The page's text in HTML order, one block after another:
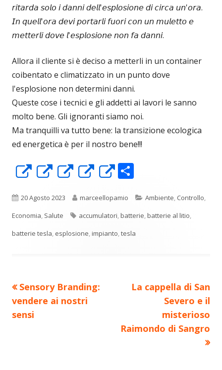
𝘳𝘪𝘵𝘢𝘳𝘥𝘢 𝘴𝘰𝘭𝘰 𝘪 𝘥𝘢𝘯𝘯𝘪 𝘥𝘦𝘭𝘭'𝘦𝘴𝘱𝘭𝘰𝘴𝘪𝘰𝘯𝘦 𝘥𝘪 𝘤𝘪𝘳𝘤𝘢 𝘶𝘯'𝘰𝘳𝘢.
𝘐𝘯 𝘲𝘶𝘦𝘭𝘭'𝘰𝘳𝘢 𝘥𝘦𝘷𝘪 𝘱𝘰𝘳𝘵𝘢𝘳𝘭𝘪 𝘧𝘶𝘰𝘳𝘪 𝘤𝘰𝘯 𝘶𝘯 𝘮𝘶𝘭𝘦𝘵𝘵𝘰 𝘦
𝘮𝘦𝘵𝘵𝘦𝘳𝘭𝘪 𝘥𝘰𝘷𝘦 𝘭'𝘦𝘴𝘱𝘭𝘰𝘴𝘪𝘰𝘯𝘦 𝘯𝘰𝘯 𝘧𝘢 𝘥𝘢𝘯𝘯𝘪.
Allora il cliente si è deciso a metterli in un container
coibentato e climatizzato in un punto dove
l'esplosione non determini danni.
Queste cose i tecnici e gli addetti ai lavori le sanno
molto bene. Gli ignoranti siamo noi.
Ma tranquilli va tutto bene: la transizione ecologica
ed energetica è per il nostro bene!!!
Apre
una
nuova
finestra
Apre
una
nuova
finestra
Apre
una
nuova
finestra
Apre
una
nuova
finestra
Apre
una
nuova
finestra
n
di
vi
Pubblicato
20 Agosto 2023 Autore
marceellopamio Categorie
Ambiente, Controllo,
Economia, Salute Tag
accumulatori,batterie,batterie al litio,
batterie tesla, esplosione,impianto,tesla
Navigazione
articoli
Precedente
articolo:
Sensory Branding:
vendere ai nostri
sensi
Nuovo
articolo:
La cappella di San
Severo e il
misterioso
Raimondo di Sangro